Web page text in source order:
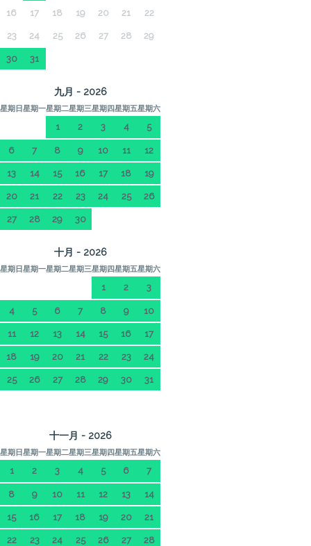
16 17 18 19 20 21 22
23 24 25 26 27 28 29
30 31
九月 - 2026
星期日星期一星期二星期三星期四星期五星期六
1 2 3 4 5
6 7 8 9 10 11 12
13 14 15 16 17 18 19
20 21 22 23 24 25 26
27 28 29 30
十月 - 2026
星期日星期一星期二星期三星期四星期五星期六
1 2 3
4 5 6 7 8 9 10
11 12 13 14 15 16 17
18 19 20 21 22 23 24
25 26 27 28 29 30 31
十一月 - 2026
星期日星期一星期二星期三星期四星期五星期六
1 2 3 4 5 6 7
8 9 10 11 12 13 14
15 16 17 18 19 20 21
22 23 24 25 26 27 28